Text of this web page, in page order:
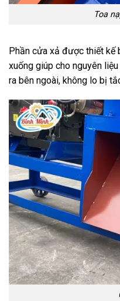
Toa
Phần cửa xả được thiết kế
xuống giúp cho nguyên
ra bên ngoài, không lo bị